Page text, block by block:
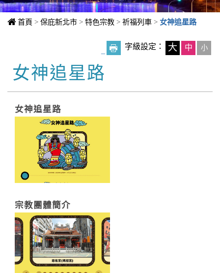
首頁 > 保庇新北市 > 特色宗教 > 祈福列車 > 女神追星路
字級設定： 大 中 小
中央內容區塊
女神追星路
女神追星路
宗教團體簡介